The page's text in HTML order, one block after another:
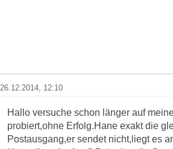
26.12.2014, 12:10
Hallo versuche schon länger auf
probiert,ohne Erfolg.Hane exakt die
Postausgang,er sendet nicht,liegt es